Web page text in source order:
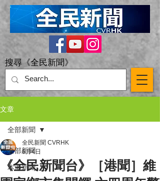
搜尋《全民新聞》
文章
全部新聞
本港新聞
全部新聞
《全民新聞台》［港聞］維
全民新聞 CVRHK
6月4日